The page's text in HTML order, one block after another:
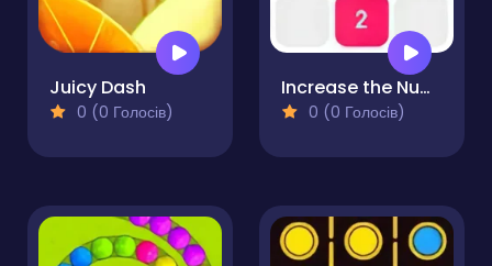
Juicy Dash
0 (0 Голосів)
Increase the Number
0 (0 Голосів)